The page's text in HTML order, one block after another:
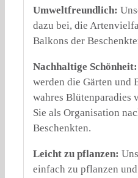
Umweltfreundlich:
dazu bei, die
Balkons der
Nachhaltige Schönheit:
werden die Gärten und
wahres Blütenparadies
Sie als Organisation
Beschenkten.
Leicht zu pflanzen:
einfach zu pflanzen